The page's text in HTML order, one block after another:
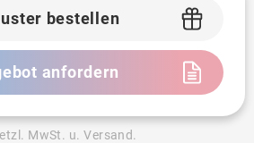
bestellen
anfordern
MwSt. u. Versand.